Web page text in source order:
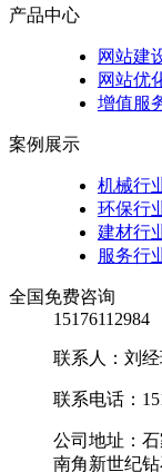
产品中心
网站建
网站优
增值服
案例展示
机械行
环保行
建材行
服务行
全国免费咨询
15176112984
联系人：刘经
联系电话：
公司地址：
南角新世纪